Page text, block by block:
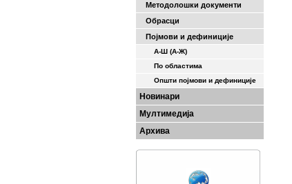
Методолошки документи
Обрасци
Појмови и дефиниције
А-Ш (A-Ж)
По областима
Општи појмови и дефиниције
Новинари
Мултимедија
Архива